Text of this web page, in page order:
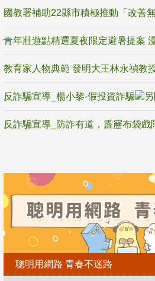
反詐騙宣導_楊小黎-假投資詐騙
聰明用網路 青春不迷路